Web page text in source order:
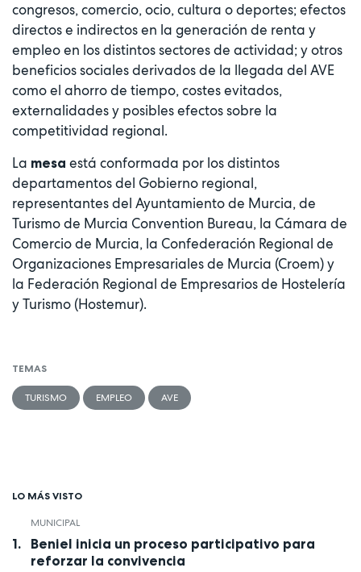
congresos, comercio, ocio, cultura o deportes; efectos
directos e indirectos en la generación de renta y
empleo en los distintos sectores de actividad; y otros
beneficios sociales derivados de la llegada del AVE
como el ahorro de tiempo, costes evitados,
externalidades y posibles efectos sobre la
competitividad regional.
La mesa está conformada por los distintos
departamentos del Gobierno regional,
representantes del Ayuntamiento de Murcia, de
Turismo de Murcia Convention Bureau, la Cámara de
Comercio de Murcia, la Confederación Regional de
Organizaciones Empresariales de Murcia (Croem) y
la Federación Regional de Empresarios de Hostelería
y Turismo (Hostemur).
TEMAS
TURISMO EMPLEO AVE
LO MÁS VISTO
MUNICIPAL
Beniel inicia un proceso participativo para
reforzar la convivencia